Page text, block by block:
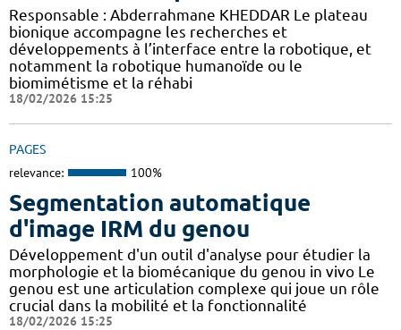
Responsable : Abderrahmane KHEDDAR Le plateau
bionique accompagne les recherches et
développements à l’interface entre la robotique, et
notamment la robotique humanoïde ou le
biomimétisme et la réhabi
18/02/2026 15:25
PAGES
relevance: 100%
Segmentation automatique
d'image IRM du genou
Développement d'un outil d'analyse pour étudier la
morphologie et la biomécanique du genou in vivo Le
genou est une articulation complexe qui joue un rôle
crucial dans la mobilité et la fonctionnalité
18/02/2026 15:25